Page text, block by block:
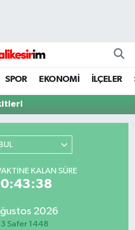
SPOR EKONOMİ İLÇELER
KALAN SÜRE
2026
Safer 1448